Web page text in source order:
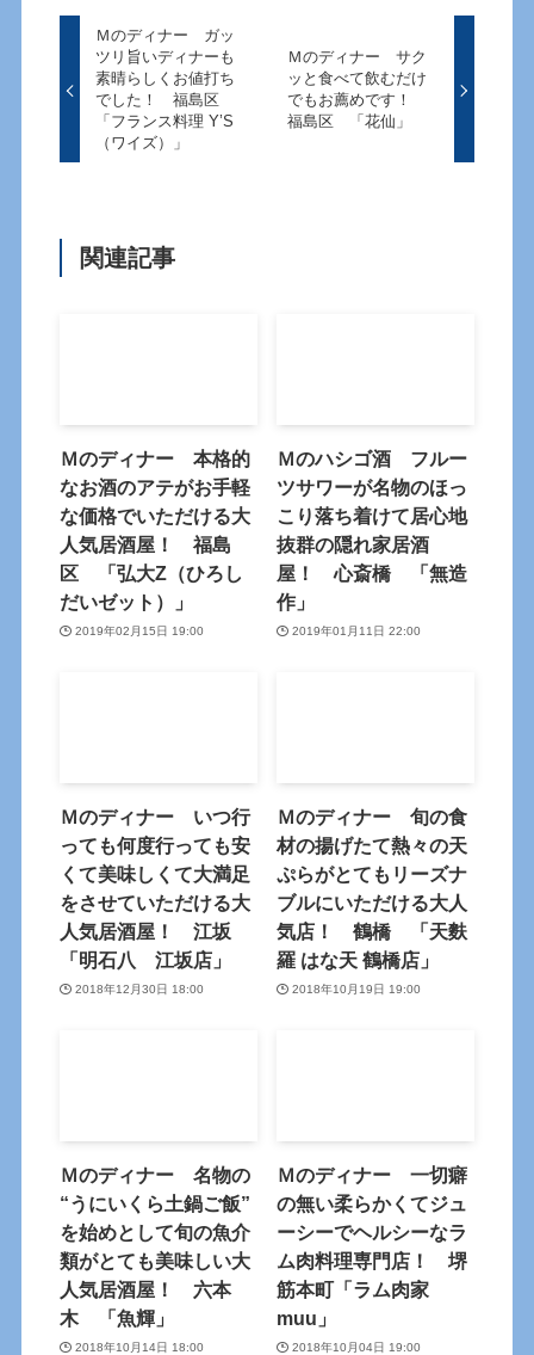
Ｍのディナー ガッ
ツリ旨いディナーも
素晴らしくお値打ち
でした！ 福島区
「フランス料理 Y’S
（ワイズ）」
Ｍのディナー サク
ッと食べて飲むだけ
でもお薦めです！
福島区 「花仙」
関連記事
Ｍのディナー 本格的
なお酒のアテがお手軽
な価格でいただける大
人気居酒屋！ 福島
区 「弘大Z（ひろし
だいゼット）」
2019年02月15日 19:00
Ｍのハシゴ酒 フルー
ツサワーが名物のほっ
こり落ち着けて居心地
抜群の隠れ家居酒
屋！ 心斎橋 「無造
作」
2019年01月11日 22:00
Ｍのディナー いつ行
っても何度行っても安
くて美味しくて大満足
をさせていただける大
人気居酒屋！ 江坂
「明石八 江坂店」
2018年12月30日 18:00
Ｍのディナー 旬の食
材の揚げたて熱々の天
ぷらがとてもリーズナ
ブルにいただける大人
気店！ 鶴橋 「天麩
羅 はな天 鶴橋店」
2018年10月19日 19:00
Ｍのディナー 名物の
“うにいくら土鍋ご飯”
を始めとして旬の魚介
類がとても美味しい大
人気居酒屋！ 六本
木 「魚輝」
2018年10月14日 18:00
Ｍのディナー 一切癖
の無い柔らかくてジュ
ーシーでヘルシーなラ
ム肉料理専門店！ 堺
筋本町「ラム肉家
muu」
2018年10月04日 19:00